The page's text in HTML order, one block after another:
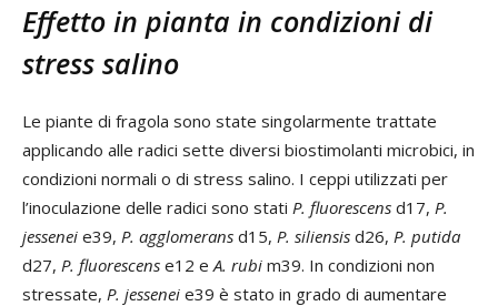
Effetto in pianta in condizioni di
stress salino
Le piante di fragola sono state singolarmente trattate
applicando alle radici sette diversi biostimolanti microbici, in
condizioni normali o di stress salino. I ceppi utilizzati per
l’inoculazione delle radici sono stati P. fluorescens d17, P.
jessenei e39, P. agglomerans d15, P. siliensis d26, P. putida
d27, P. fluorescens e12 e A. rubi m39. In condizioni non
stressate, P. jessenei e39 è stato in grado di aumentare